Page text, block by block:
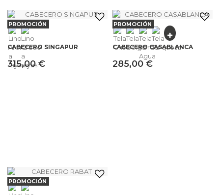
PROMOCIÓN
CABECERO SINGAPUR
315,00 €
PROMOCIÓN
CABECERO CASABLANCA
285,00 €
PROMOCIÓN